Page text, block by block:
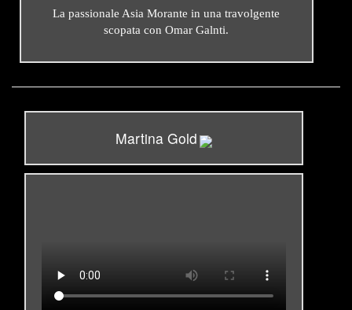
La passionale Asia Morante in una travolgente
scopata con Omar Galnti.
Martina Gold